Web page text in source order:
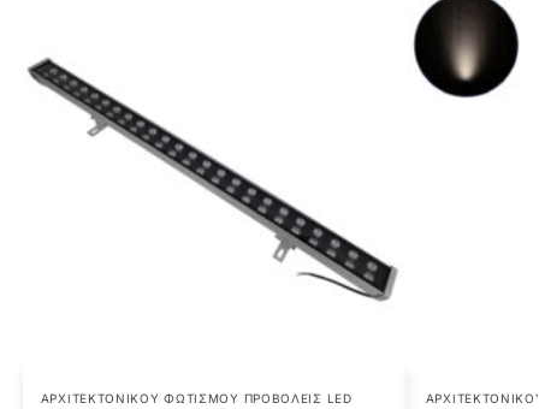
ΑΡΧΙΤΕΚΤΟΝΙΚΟΎ ΦΩΤΙΣΜΟΎ ΠΡΟΒΟΛΕΊΣ LED